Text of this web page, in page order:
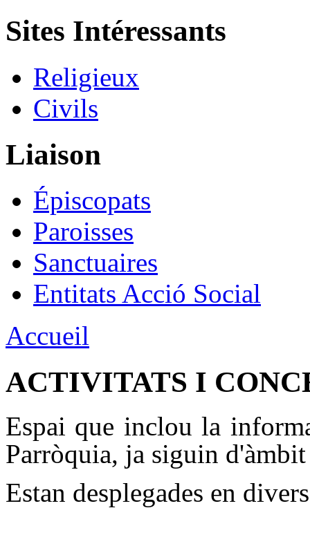
Sites Intéressants
Religieux
Civils
Liaison
Épiscopats
Paroisses
Sanctuaires
Entitats Acció Social
Accueil
ACTIVITATS I
Espai que inclou la
Parròquia, ja siguin
Estan desplegades en